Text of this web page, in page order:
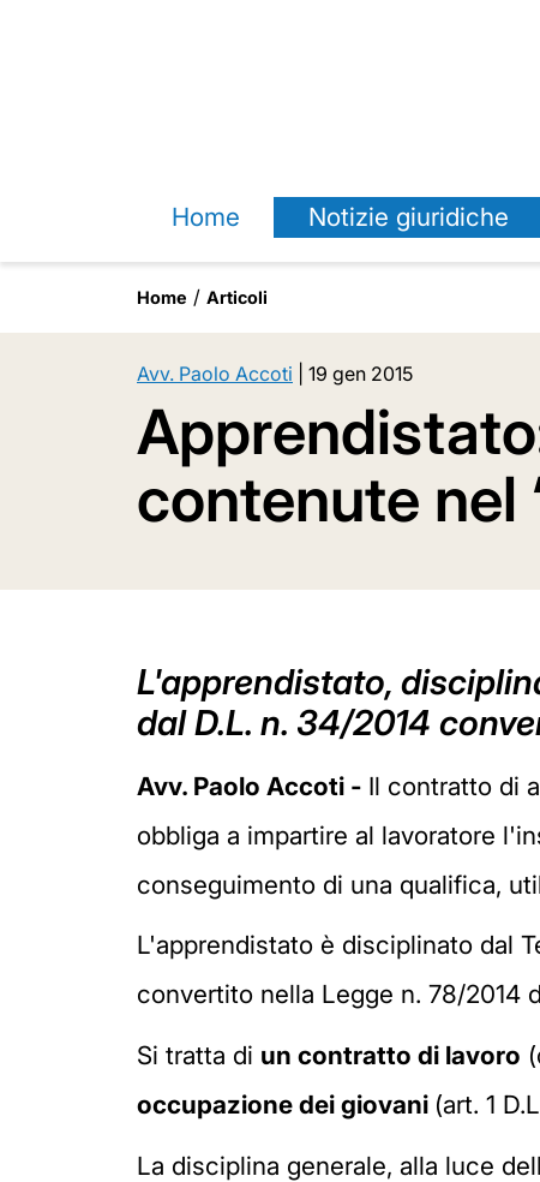
Home Notizie giuridiche
Home Articoli
Avv. Paolo Accoti 19 gen 2015
contenute nel
L'apprendistato,
dal D.L. n. 34/2014
Avv. Paolo Accoti - Il contratto di
obbliga a impartire al lavoratore
conseguimento di una qualifica,
L'apprendistato è disciplinato dal
convertito nella Legge n. 78/2014
Si tratta di un contratto di lavoro
occupazione dei giovani (art. 1
La disciplina generale, alla luce